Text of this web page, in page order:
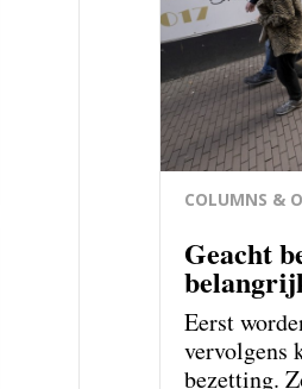
COLUMNS &
Geacht
Eerst
vervolgens
bezetting.